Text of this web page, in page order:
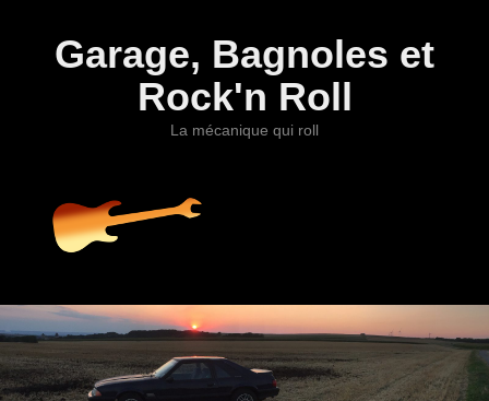
Garage, Bagnoles et
Rock'n Roll
La mécanique qui roll